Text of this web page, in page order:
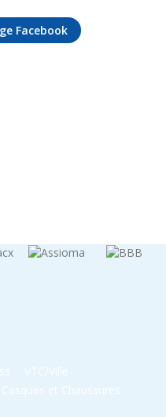
Facebook
VTC/Ville
et Chaussures